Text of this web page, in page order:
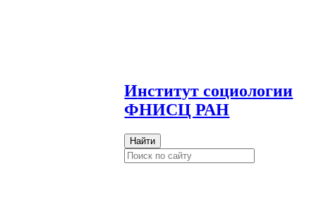
Институт социологии
ФНИСЦ РАН
Найти